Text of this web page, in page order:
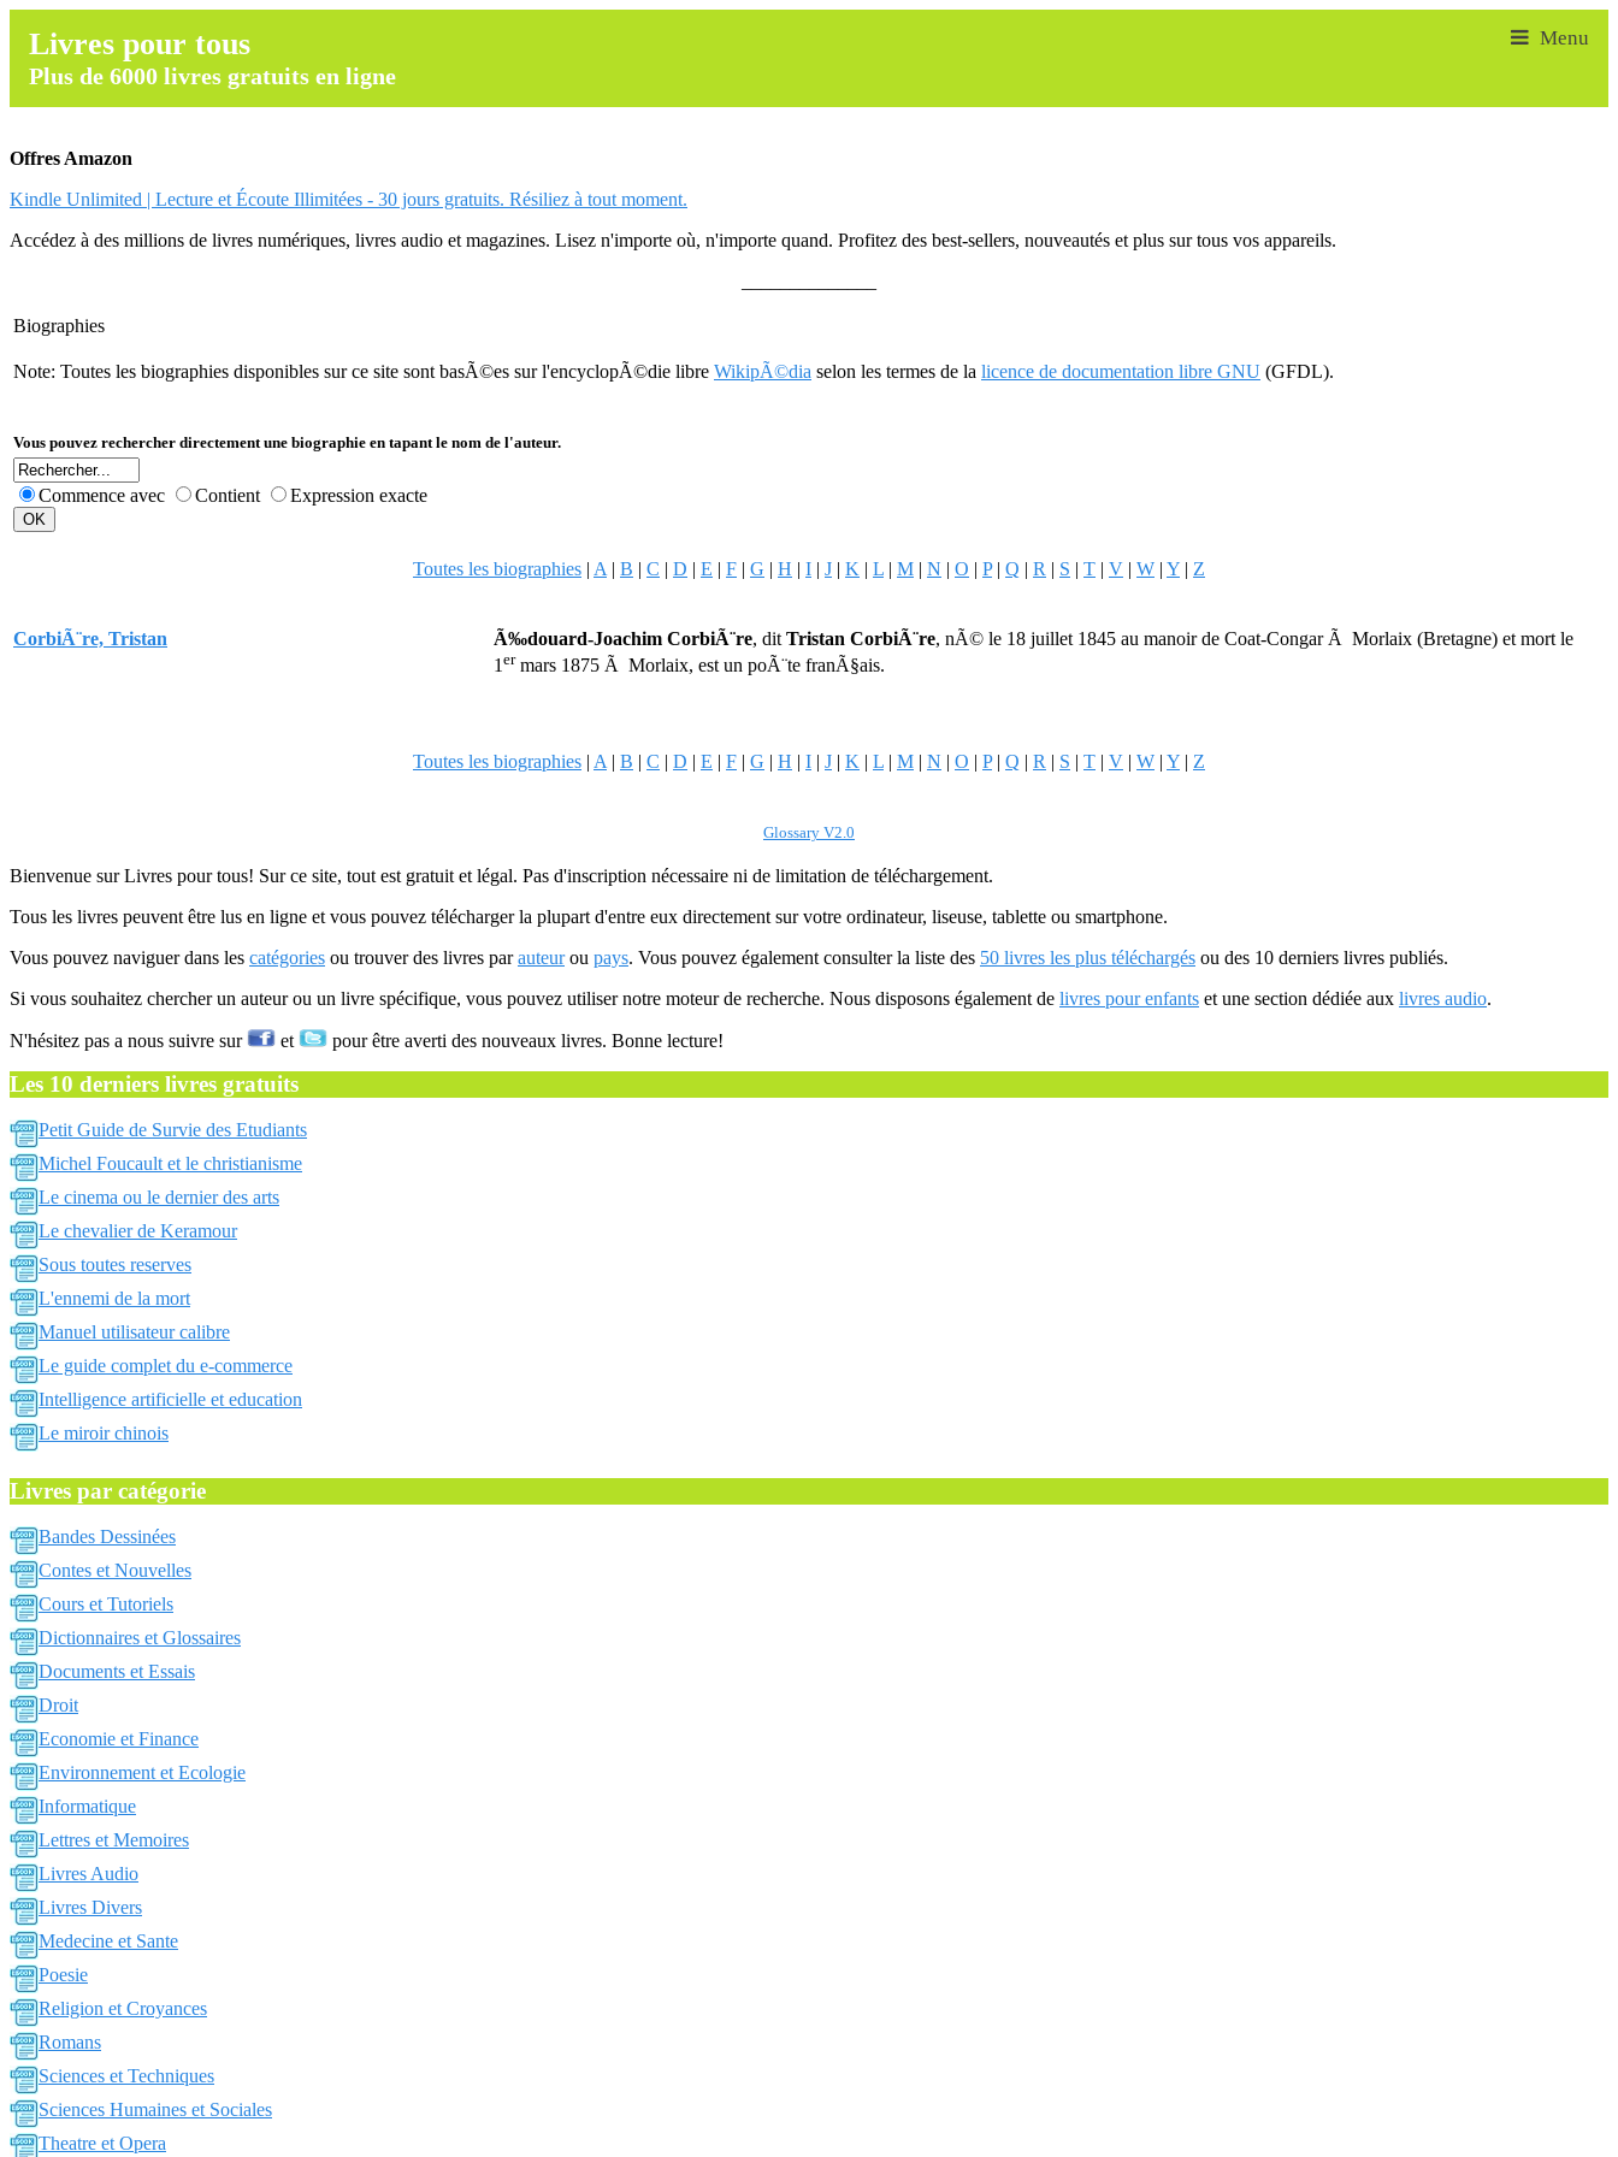
Livres pour tous
Plus de 6000 livres gratuits en ligne
Offres Amazon
Kindle Unlimited | Lecture et Écoute Illimitées - 30 jours gratuits. Résiliez à tout moment.
Accédez à des millions de livres numériques, livres audio et magazines. Lisez n'importe où, n'importe quand. Profitez des best-sellers, nouveautés et plus sur tous vos appareils.
Biographies
Note: Toutes les biographies disponibles sur ce site sont basÃ©es sur l'encyclopÃ©die libre WikipÃ©dia selon les termes de la licence de documentation libre GNU (GFDL).
Vous pouvez rechercher directement une biographie en tapant le nom de l'auteur.
Commence avec Contient Expression exacte
Toutes les biographies | A | B | C | D | E | F | G | H | I | J | K | L | M | N | O | P| Q | R | S | T | V | W | Y | Z
CorbiÃ¨re, Tristan Ã‰douard-Joachim CorbiÃ¨re, dit Tristan CorbiÃ¨re, nÃ© le 18 juillet 1845 au manoir de Coat-Congar Ã Morlaix (Bretagne) et mort le
1 ermars 1875 Ã Morlaix, est un poÃ¨te franÃ§ais.
Toutes les biographies | A | B | C | D | E | F | G | H | I | J | K | L | M | N | O | P| Q | R | S | T | V | W | Y | Z
Glossary V2.0
Bienvenue sur Livres pour tous! Sur ce site, tout est gratuit et légal. Pas d'inscription nécessaire ni de limitation de téléchargement.
Tous les livres peuvent être lus en ligne et vous pouvez télécharger la plupart d'entre eux directement sur votre ordinateur, liseuse, tablette ou smartphone.
Vous pouvez naviguer dans les catégories ou trouver des livres parauteurou pays. Vous pouvez également consulter la liste des 50 livres les plus téléchargés ou des 10 derniers livres publiés.
Si vous souhaitez chercher un auteur ou un livre spécifique, vous pouvez utiliser notre moteur de recherche. Nous disposons également de livres pour enfants et une section dédiée aux livres audio.
N'hésitez pas a nous suivre sur et pour être averti des nouveaux livres. Bonne lecture!
Les 10 derniers livres gratuits
Petit Guide de Survie des Etudiants
Michel Foucault et le christianisme
Le cinema ou le dernier des arts
Le chevalier de Keramour
Sous toutes reserves
L'ennemi de la mort
Manuel utilisateur calibre
Le guide complet du e-commerce
Intelligence artificielle et education
Le miroir chinois
Livres par catégorie
Bandes Dessinées
Contes et Nouvelles
Cours et Tutoriels
Dictionnaires et Glossaires
Documents et Essais
Droit
Economie et Finance
Environnement et Ecologie
Informatique
Lettres et Memoires
Livres Audio
Livres Divers
Medecine et Sante
Poesie
Religion et Croyances
Romans
Sciences et Techniques
Sciences Humaines et Sociales
Theatre et Opera